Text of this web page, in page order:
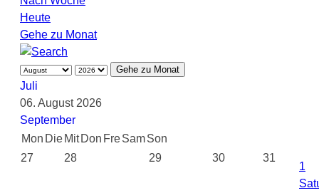
Heute
Gehe zu Monat
Gehe zu Monat
Juli
06. August 2026
September
Mon Die Mit Don FreSamSon
27
28 29 30 31
1